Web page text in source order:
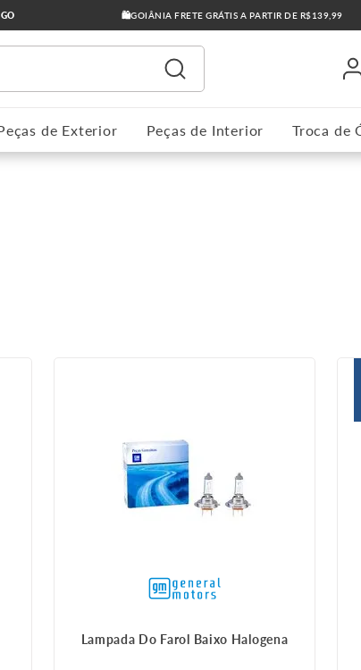
🛍️GOIÂNIA FRETE GRÁTIS A PARTIR DE R$139,99
de Exterior Peças de Interior Troca de
Lampada Do Farol Baixo Halogena